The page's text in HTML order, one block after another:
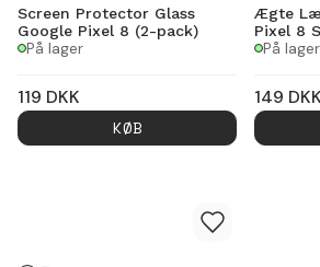
Screen Protector Glass
Google Pixel 8 (2-pack)
På lager
119 DKK
KØB
Ægte
Pixel 8
På lager
149 DKK